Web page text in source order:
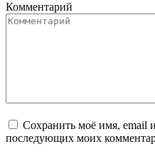
Комментарий
Сохранить моё имя, email
последующих моих